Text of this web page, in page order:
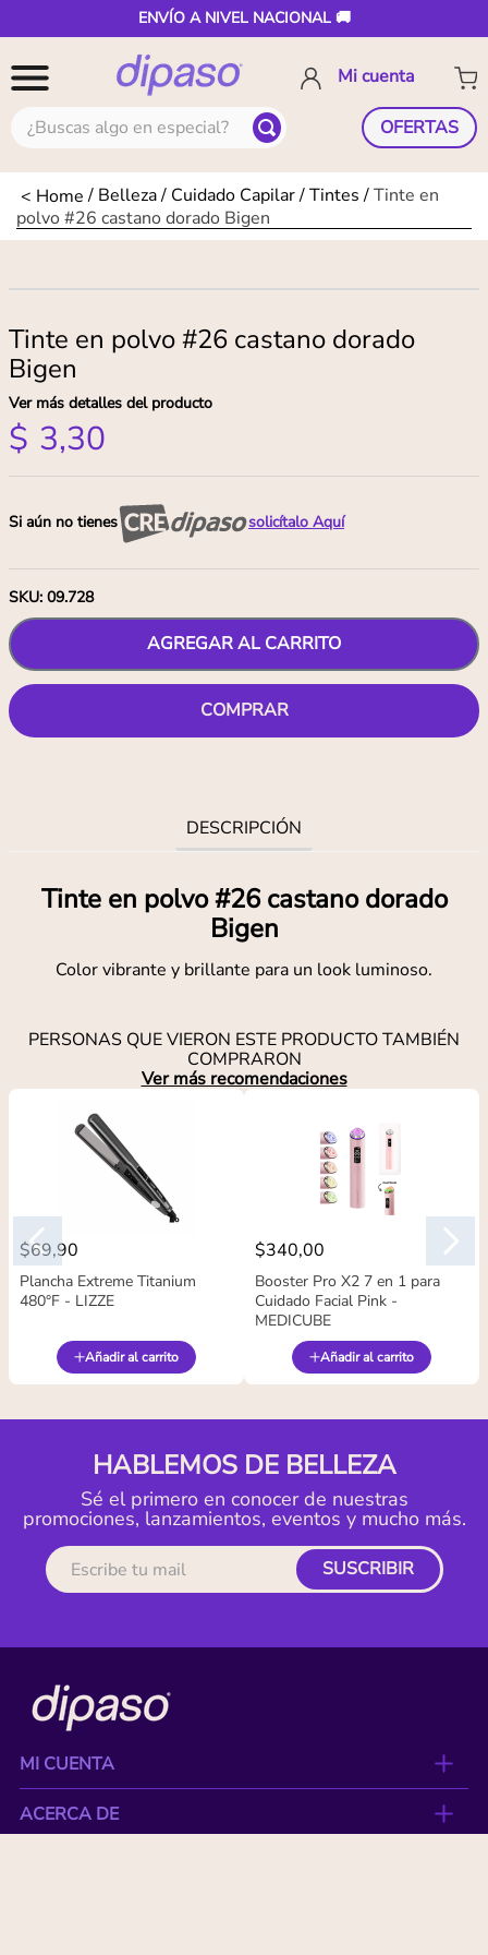
ENVÍO A NIVEL NACIONAL 🚚
¿Buscas algo en especial? OFERTAS
Belleza Cuidado Capilar Tintes
Tinte en
polvo #26 castano dorado Bigen
Tinte en polvo #26 castano dorado
Bigen
Ver más detalles del producto
$ 3,30
Si aún no tienes solicítalo Aquí
SKU: 09.728
AGREGAR AL CARRITO
COMPRAR
DESCRIPCIÓN
Tinte en polvo #26 castano dorado
Bigen
Color vibrante y brillante para un look luminoso.
PERSONAS QUE VIERON ESTE PRODUCTO TAMBIÉN
COMPRARON
Ver más recomendaciones
$69,90
Plancha Extreme Titanium
480°F - LIZZE
Añadir al carrito
$340,00
Booster Pro X2 7 en 1 para
Cuidado Facial Pink -
MEDICUBE
Añadir al carrito
HABLEMOS DE BELLEZA
Sé el primero en conocer de nuestras
promociones, lanzamientos, eventos y mucho más.
SUSCRIBIR
MI CUENTA
ACERCA DE